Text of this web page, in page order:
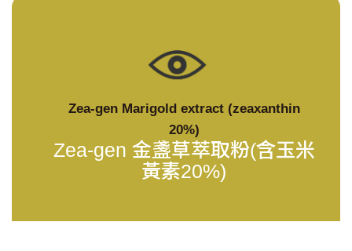
Zea-gen Marigold extract (zeaxanthin
20%)
Zea-gen 金盞草萃取粉(含玉米
黃素20%)